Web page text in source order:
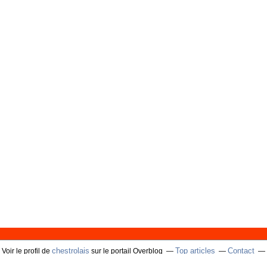
Voir le profil de chestrolais sur le portail Overblog Top articles Contact